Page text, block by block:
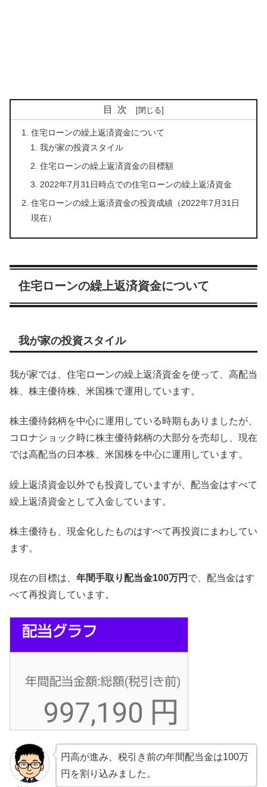
目次
住宅ローンの繰上返済資金について
我が家の投資スタイル
住宅ローンの繰上返済資金の目標額
2022年7月31日時点での住宅ローンの繰上返済資金
住宅ローンの繰上返済資金の投資成績（2022年7月31日
現在）
住宅ローンの繰上返済資金について
我が家の投資スタイル
我が家では、住宅ローンの繰上返済資金を使って、高配当
株、株主優待株、米国株で運用しています。
株主優待銘柄を中心に運用している時期もありましたが、
コロナショック時に株主優待銘柄の大部分を売却し、現在
では高配当の日本株、米国株を中心に運用しています。
繰上返済資金以外でも投資していますが、配当金はすべて
繰上返済資金として入金しています。
株主優待も、現金化したものはすべて再投資にまわしてい
ます。
現在の目標は、 年間手取り配当金100万円 で、配当金はす
べて再投資しています。
円高が進み、税引き前の年間配当金は100万
円を割り込みました。